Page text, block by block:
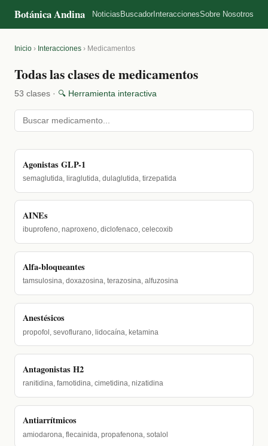
Botánica Andina Noticias Buscador InteraccionesSobre Nosotros
Inicio › Interacciones › Medicamentos
Todas las clases de medicamentos
53 clases · 🔍 Herramienta interactiva
Agonistas GLP-1
semaglutida, liraglutida, dulaglutida, tirzepatida
AINEs
ibuprofeno, naproxeno, diclofenaco, celecoxib
Alfa-bloqueantes
tamsulosina, doxazosina, terazosina, alfuzosina
Anestésicos
propofol, sevoflurano, lidocaína, ketamina
Antagonistas H2
ranitidina, famotidina, cimetidina, nizatidina
Antiarrítmicos
amiodarona, flecainida, propafenona, sotalol